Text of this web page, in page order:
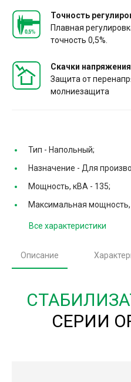
Точность
Плавная
точность 0,5%.
Скачки напряжения
Защита от
молниезащита
Тип - Напольный;
Назначение - Для
Мощность, кВА - 135;
Максимальная
Все характеристики
Описание
СЕРИИ